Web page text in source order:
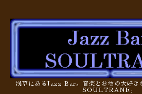
浅草にあるJazz Bar。音楽とお酒の大好き
SOULTRANE。